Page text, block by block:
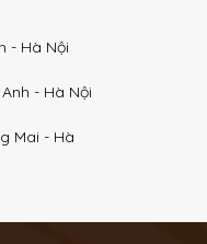
- Hà Nội
- Hà Nội
Mai - Hà